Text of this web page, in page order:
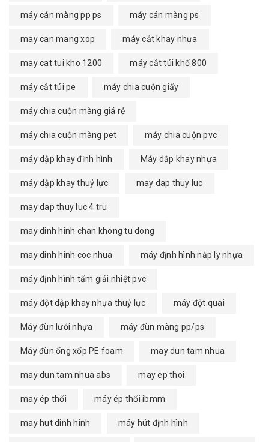
máy cán màng pp ps máy cán màng ps
may can mang xop máy cắt khay nhựa
may cat tui kho 1200 máy cắt túi khổ 800
máy cắt túi pe máy chia cuộn giấy
máy chia cuộn màng giá rẻ
máy chia cuộn màng pet máy chia cuộn pvc
máy dập khay định hình Máy dập khay nhựa
máy dập khay thuỷ lực may dap thuy luc
may dap thuy luc 4 tru
may dinh hinh chan khong tu dong
may dinh hinh coc nhua máy định hình nắp ly nhựa
máy định hình tấm giải nhiệt pvc
máy đột dập khay nhựa thuỷ lực máy đột quai
Máy đùn lưới nhựa máy đùn màng pp/ps
Máy đùn ống xốp PE foam may dun tam nhua
may dun tam nhua abs may ep thoi
may ép thổi máy ép thổi ibmm
may hut dinh hinh máy hút định hình